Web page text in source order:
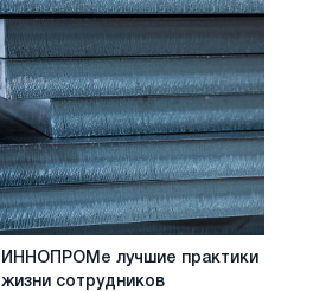
ИННОПРОМе лучшие практики
сотрудников